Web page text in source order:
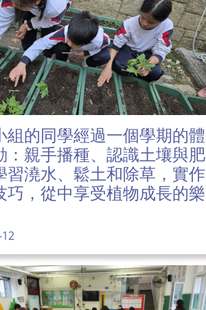
組的同學經過一個學期的體
：親手播種、認識土壤與肥
習澆水、鬆土和除草，實作
巧，從中享受植物成長的樂